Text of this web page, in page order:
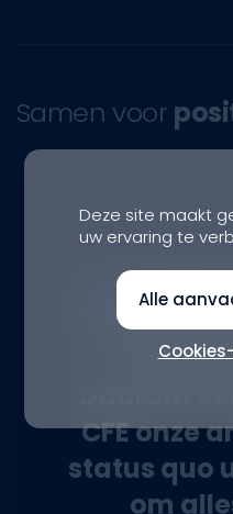
Samen voor
De
verdienen
Ze
CFE onze
status quo
om
Deze site maakt
uw ervaring te
Alle